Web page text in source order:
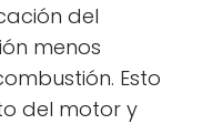
del
menos
Esto
del motor y